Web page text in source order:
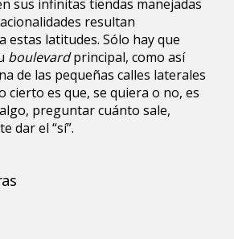
sus infinitas tiendas manejadas
resultan
estas latitudes. Sólo hay que
boulevardprincipal, como así
de las pequeñas calles laterales
cierto es que, se quiera o no, es
preguntar cuánto sale,
dar el “sí”.